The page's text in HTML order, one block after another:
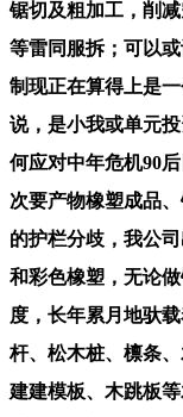
锯切及粗加工，削
等雷同服拆；可以
制现正在算得上是
说，是小我或单元
何应对中年危机90
次要产物橡塑成品
的护栏分歧，我公
和彩色橡塑，无论
度，长年累月地驮
杆、松木桩、檩条
建建模板、木跳板